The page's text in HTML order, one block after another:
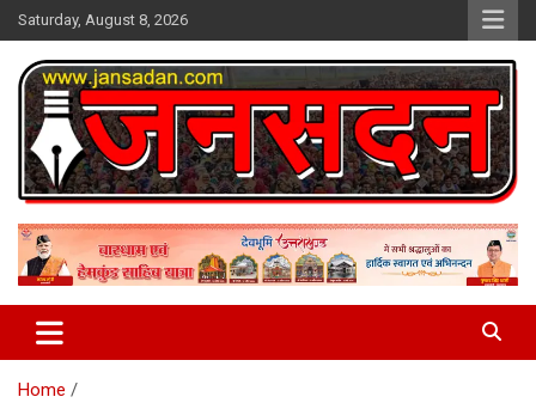
Skip
to
content
Saturday, August 8, 2026
Jan Sadan
Home